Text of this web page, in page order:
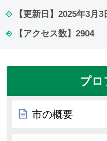
【更新日】 2025年3月3
【アクセス数】 2904
プロ
市の概要